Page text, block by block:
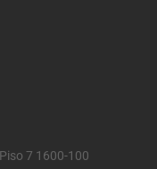
7 1600-100